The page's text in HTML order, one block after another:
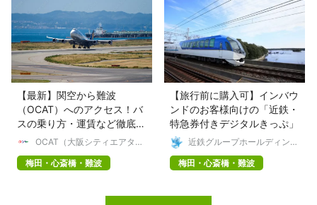
【最新】関空から難波
（OCAT）へのアクセス！バ
スの乗り方・運賃など徹底解
説
OCAT（大阪シティエアター
梅田・心斎橋・難波
【旅行前に購入可】インバウ
ンドのお客様向けの「近鉄・
特急券付きデジタルきっぷ」
近鉄グループホールディング
梅田・心斎橋・難波